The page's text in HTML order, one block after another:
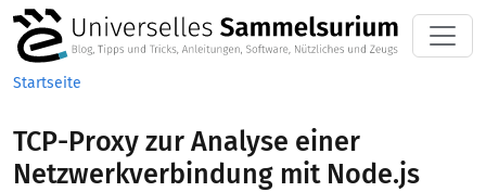
Direkt zum Inhalt
Startseite
TCP-Proxy zur Analyse einer
Netzwerkverbindung mit Node.js